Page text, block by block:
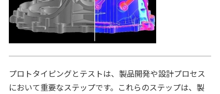
プロトタイピングとテストは、製品開発や設計プロセス
において重要なステップです。これらのステップは、製